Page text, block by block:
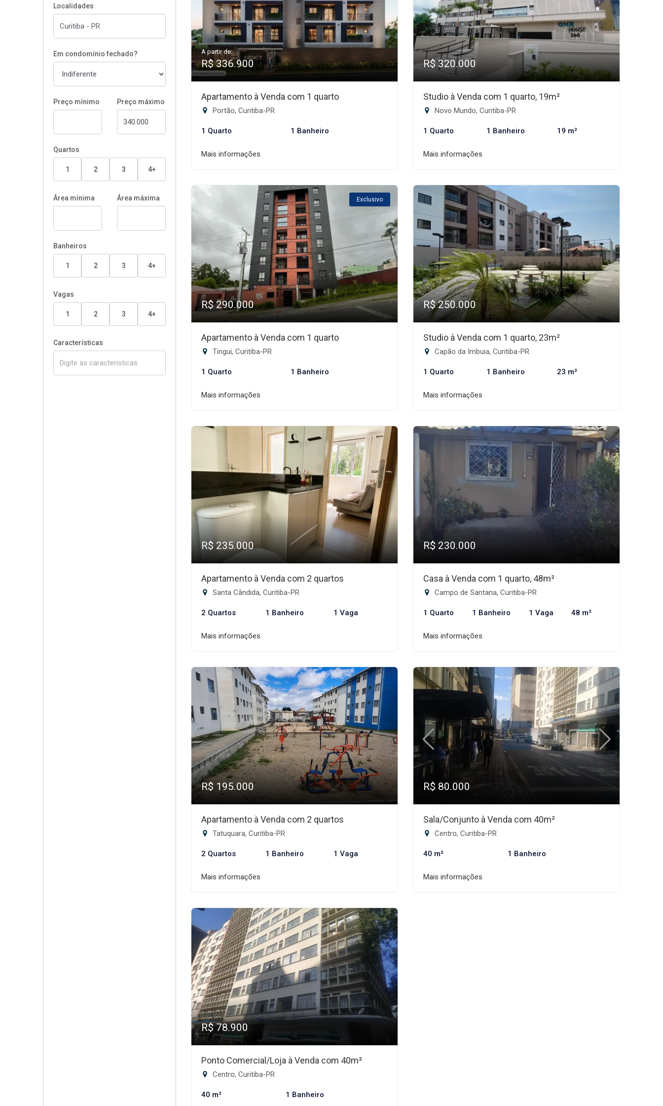
Localidades
Em condomínio fechado?
Preço mínimo Preço máximo
Quartos
1 2 3 4+
Área mínima Área máxima
Banheiros
1 2 3 4+
Vagas
1 2 3 4+
Características
A partir de:
R$ 336.900
Apartamento à Venda com 1 quarto
Portão, Curitiba-PR
1 Quarto 1 Banheiro
Mais informações
R$ 320.000
Studio à Venda com 1 quarto, 19m²
Novo Mundo, Curitiba-PR
1 Quarto 1 Banheiro 19 m²
Mais informações
Exclusivo
R$ 290.000
Apartamento à Venda com 1 quarto
Tingui, Curitiba-PR
1 Quarto 1 Banheiro
Mais informações
R$ 250.000
Studio à Venda com 1 quarto, 23m²
Capão da Imbuia, Curitiba-PR
1 Quarto 1 Banheiro 23 m²
Mais informações
R$ 235.000
Apartamento à Venda com 2 quartos
Santa Cândida, Curitiba-PR
2 Quartos 1 Banheiro 1 Vaga
Mais informações
R$ 230.000
Casa à Venda com 1 quarto, 48m²
Campo de Santana, Curitiba-PR
1 Quarto 1 Banheiro 1 Vaga 48 m²
Mais informações
R$ 195.000
Apartamento à Venda com 2 quartos
Tatuquara, Curitiba-PR
2 Quartos 1 Banheiro 1 Vaga
Mais informações
R$ 80.000
Sala/Conjunto à Venda com 40m²
Centro, Curitiba-PR
40 m² 1 Banheiro
Mais informações
R$ 78.900
Ponto Comercial/Loja à Venda com 40m²
Centro, Curitiba-PR
40 m² 1 Banheiro